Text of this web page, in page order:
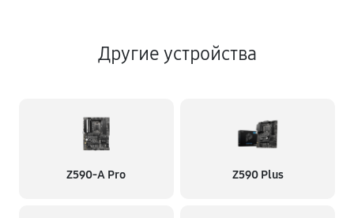
Другие устройства
Z590-A Pro Z590 Plus